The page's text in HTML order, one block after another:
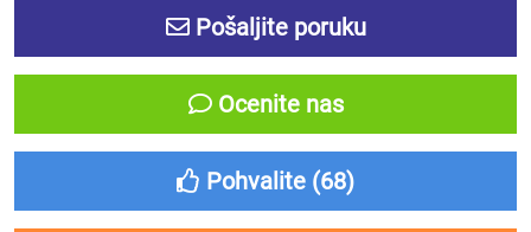
Pošaljite poruku
Ocenite nas
Pohvalite (68)